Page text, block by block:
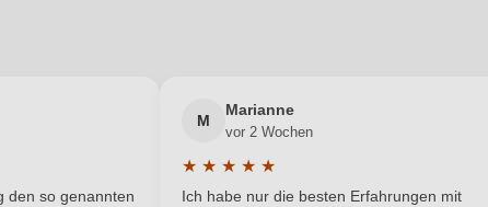
von 5 von 5 Sternen
den so genannten
M
Marianne
vor 2 Wochen
★ ★ ★ ★ ★
Durchschnittliche Bewertung von 5 von
Ich habe nur die besten Erfahrungen mit